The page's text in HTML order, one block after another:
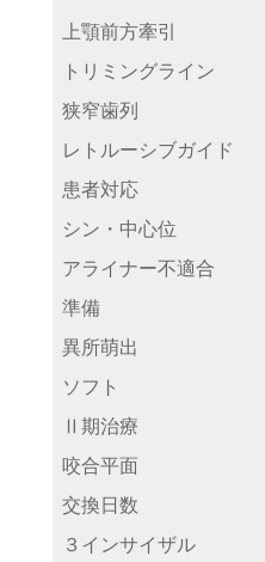
上顎前方牽引
トリミングライン
狭窄歯列
レトルーシブガイド
患者対応
シン・中心位
アライナー不適合
準備
異所萌出
ソフト
Ⅱ期治療
咬合平面
交換日数
３インサイザル